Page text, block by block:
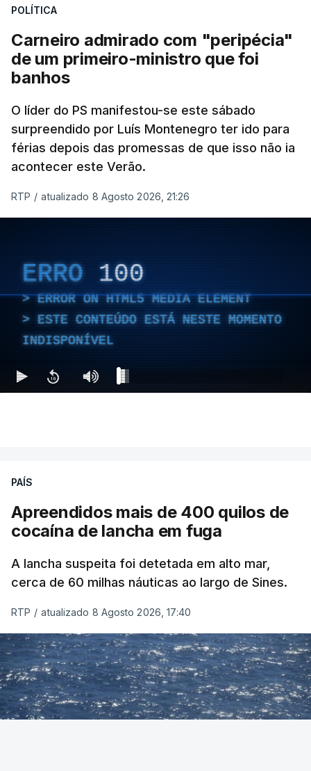
POLÍTICA
Carneiro admirado com "peripécia"
de um primeiro-ministro que foi
banhos
O líder do PS manifestou-se este sábado
surpreendido por Luís Montenegro ter ido para
férias depois das promessas de que isso não ia
acontecer este Verão.
RTP / atualizado 8 Agosto 2026, 21:26
ERRO 100
ERROR ON HTML5 MEDIA ELEMENT
ESTE CONTEÚDO ESTÁ NESTE MOMENTO
INDISPONÍVEL
PAÍS
Apreendidos mais de 400 quilos de
cocaína de lancha em fuga
A lancha suspeita foi detetada em alto mar,
cerca de 60 milhas náuticas ao largo de Sines.
RTP / atualizado 8 Agosto 2026, 17:40